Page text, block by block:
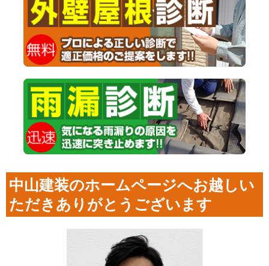
中山建装のホームページへお越しい
ただきありがとうございます